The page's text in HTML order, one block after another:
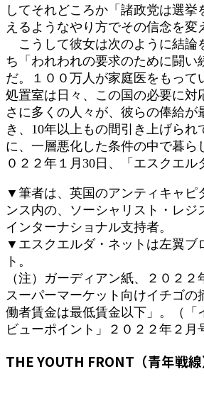
してそれどころか「諸政党は選挙
えるようなやり方でその信念を変
こうして彼女は次のように結論
ち「われわれの要求のために闘い
だ。１００万人が家庭医をもって
処置室は日々、この国の必要に対
さに多くの人々が、彼らの俸給が
き、10年以上もの間引き上げられ
に、一層悪化した条件の中で暮ら
０２２年１月30日、「エスクエル
▼筆者は、英国のアンティキャピ
ンス内の、ソーシャリスト・レジ
インターナショナル支持者。
▼エスクエルダ・ネットは左翼ブ
ト。
（注）ガーディアン紙、２０２２
スーパーマーケット向けイチゴの
働者賃金は最低賃金以下」。（「
ビューポイント」２０２２年２月
THE YOUTH FRONT（青年戦線